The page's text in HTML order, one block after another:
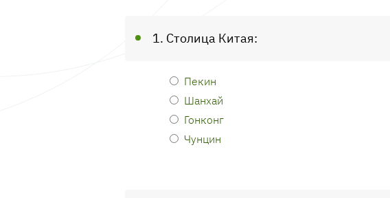
1. Столица Китая:
Пекин
Шанхай
Гонконг
Чунцин